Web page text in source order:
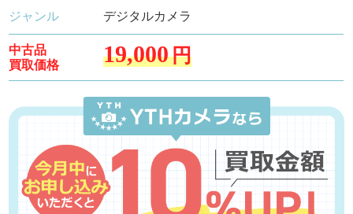
ジャンル デジタルカメラ
中古品
買取価格
19,000円